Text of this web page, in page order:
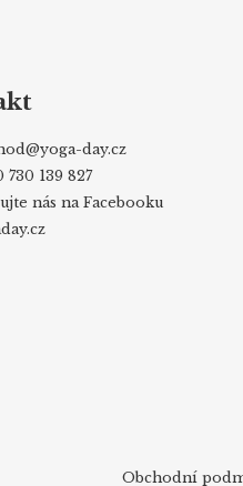
@yoga-day.cz
730 139 827
nás na Facebooku
Obchodní